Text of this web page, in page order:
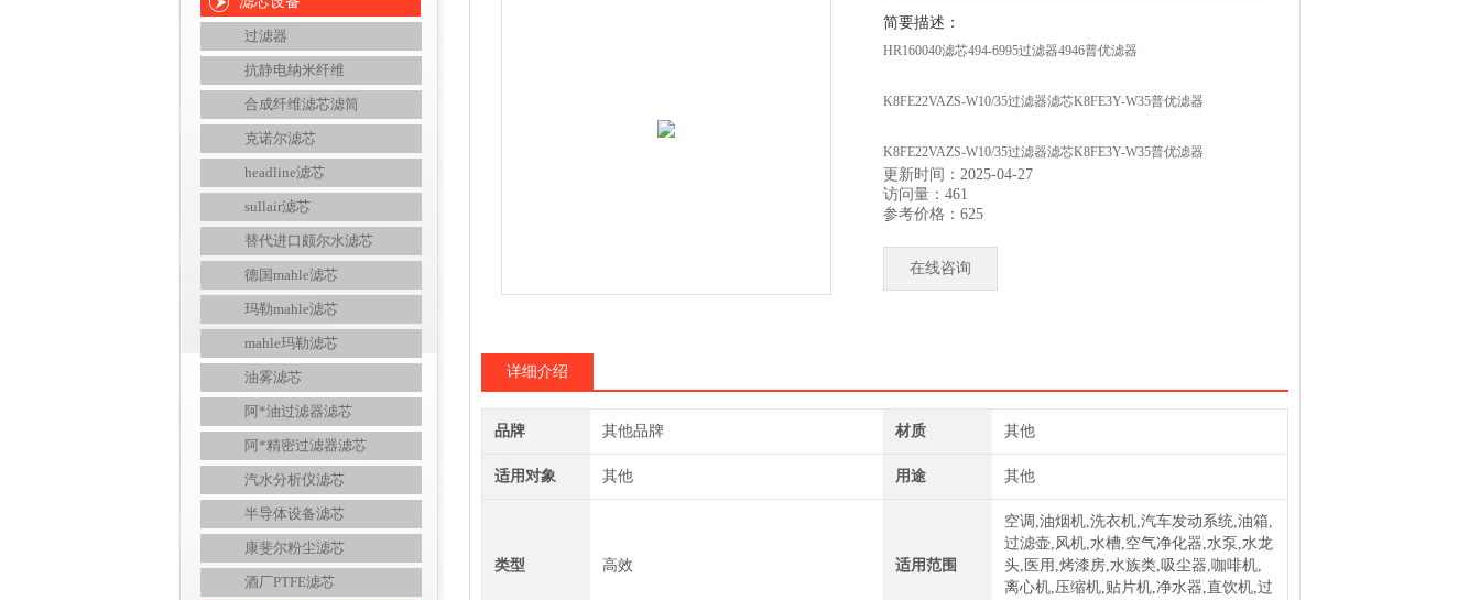
过滤器
抗静电纳米纤维
合成纤维滤芯滤筒
克诺尔滤芯
headline滤芯
sullair滤芯
替代进口颇尔水滤芯
德国mahle滤芯
玛勒mahle滤芯
mahle玛勒滤芯
油雾滤芯
阿*油过滤器滤芯
阿*精密过滤器滤芯
汽水分析仪滤芯
半导体设备滤芯
康斐尔粉尘滤芯
酒厂PTFE滤芯
简要描述：
HR160040滤芯494-6995过滤器4946普优滤器
K8FE22VAZS-W10/35过滤器滤芯K8FE3Y-W35普优滤器
K8FE22VAZS-W10/35过滤器滤芯K8FE3Y-W35普优滤器
K8FE3Y-W50X过滤器滤芯K8FE4S普优滤器
更新时间：2025-04-27
访问量：461
参考价格：625
在线咨询
详细介绍
品牌 其他品牌 材质 其他
适用对象 其他 用途 其他
类型 高效 适用范围
空调,油烟机,洗衣机,汽车发动系统,油箱,
过滤壶,风机,水槽,空气净化器,水泵,水龙
头,医用,烤漆房,水族类,吸尘器,咖啡机,
离心机,压缩机,贴片机,净水器,直饮机,过